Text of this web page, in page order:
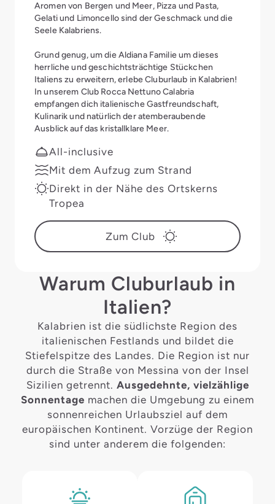
Aromen von Bergen und Meer, Pizza und Pasta,
Gelati und Limoncello sind der Geschmack und die
Seele Kalabriens.
Grund genug, um die Aldiana Familie um dieses
herrliche und geschichtsträchtige Stückchen
Italiens zu erweitern, erlebe Cluburlaub in Kalabrien!
In unserem Club Rocca Nettuno Calabria
empfangen dich italienische Gastfreundschaft,
Kulinarik und natürlich der atemberaubende
Ausblick auf das kristallklare Meer.
All-inclusive
Mit dem Aufzug zum Strand
Direkt in der Nähe des Ortskerns
Tropea
Zum Club
Warum Cluburlaub in
Italien?
Kalabrien ist die südlichste Region des
italienischen Festlands und bildet die
Stiefelspitze des Landes. Die Region ist nur
durch die Straße von Messina von der Insel
Sizilien getrennt. Ausgedehnte, vielzählige
Sonnentage machen die Umgebung zu einem
sonnenreichen Urlaubsziel auf dem
europäischen Kontinent. Vorzüge der Region
sind unter anderem die folgenden: